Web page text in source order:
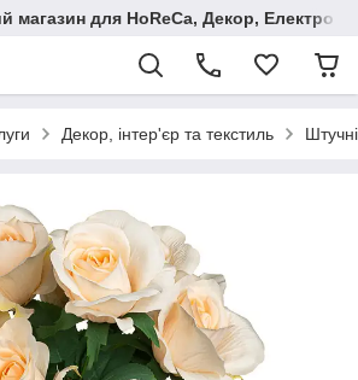
магазин для HoReCa, Декор,
Декор, інтер'єр та текстиль